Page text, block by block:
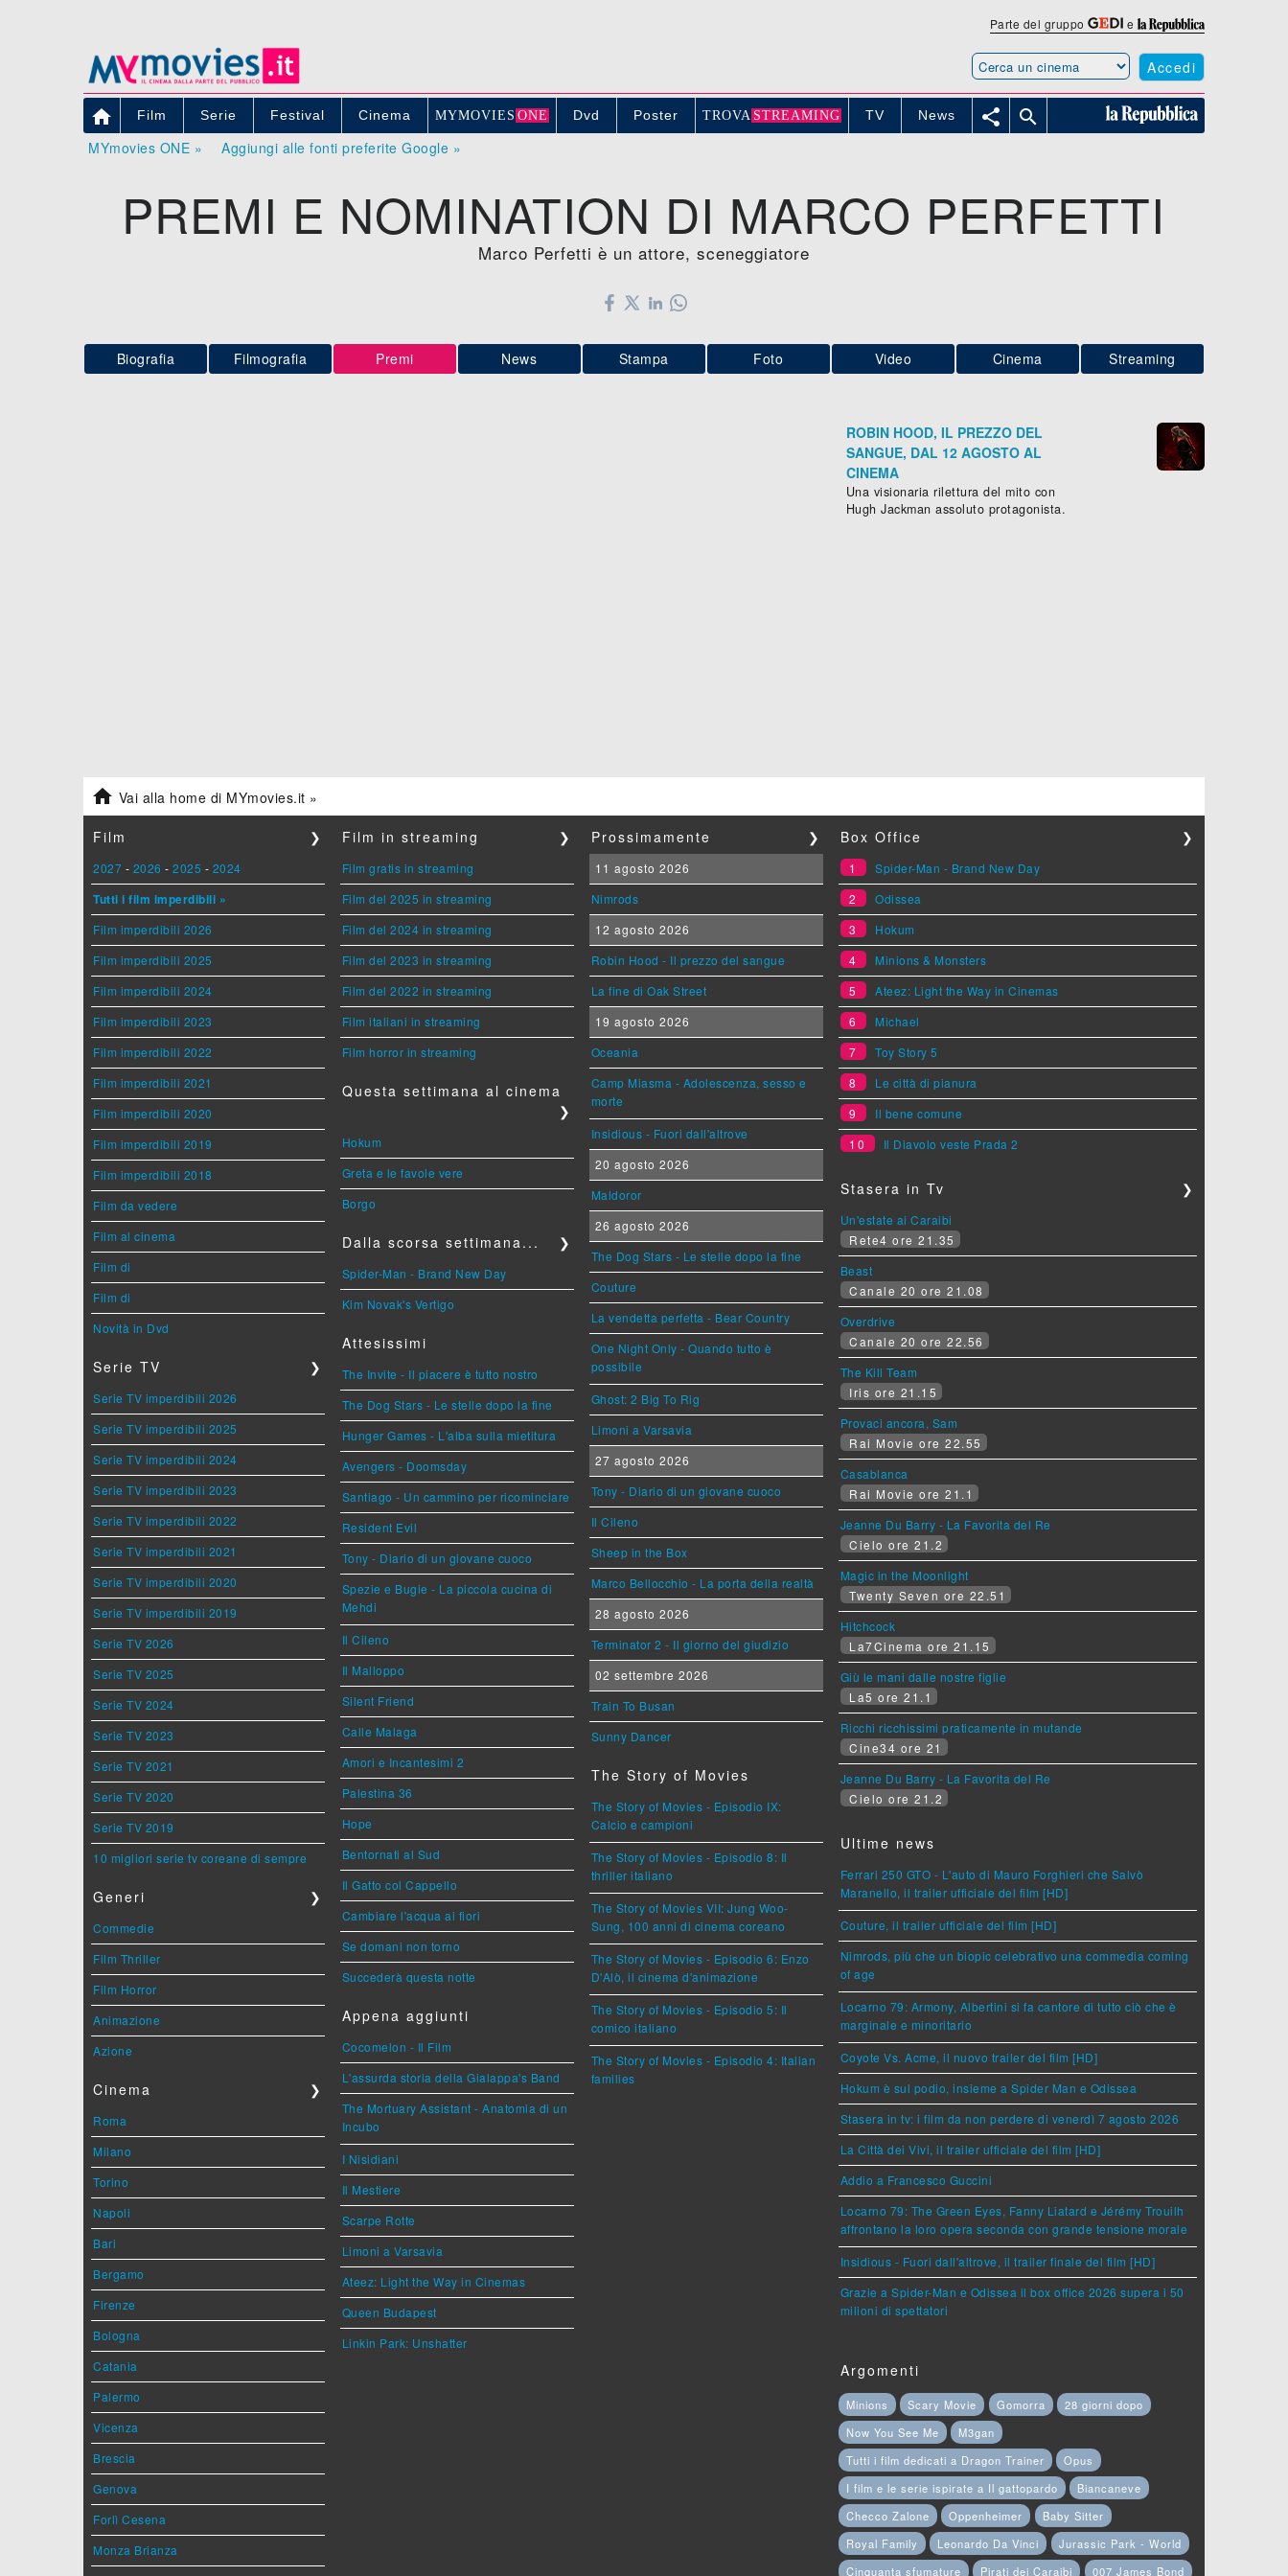
Parte del gruppo e
Accedi
 Film Serie Festival Cinema MYMOVIE S ONE Dvd Poster TROVA STREAMING TV News  
MYmovies ONE » Aggiungi alle fonti preferite Google »
PREMI E NOMINATION DI MARCO PERFETTI
Marco Perfetti è un attore, sceneggiatore
Biografia Filmografia Premi News Stampa Foto Video Cinema Streaming
ROBIN HOOD, IL PREZZO DEL
SANGUE, DAL 12 AGOSTO AL
CINEMA
Una visionaria rilettura del mito con
Hugh Jackman assoluto protagonista.
 Vai alla home di MYmovies.it »
Film ❯
2027 - 2026 - 2025 - 2024
Tutti i film imperdibili »
Film imperdibili 2026
Film imperdibili 2025
Film imperdibili 2024
Film imperdibili 2023
Film imperdibili 2022
Film imperdibili 2021
Film imperdibili 2020
Film imperdibili 2019
Film imperdibili 2018
Film da vedere
Film al cinema
Film di
Film di
Novità in Dvd
Serie TV ❯
Serie TV imperdibili 2026
Serie TV imperdibili 2025
Serie TV imperdibili 2024
Serie TV imperdibili 2023
Serie TV imperdibili 2022
Serie TV imperdibili 2021
Serie TV imperdibili 2020
Serie TV imperdibili 2019
Serie TV 2026
Serie TV 2025
Serie TV 2024
Serie TV 2023
Serie TV 2021
Serie TV 2020
Serie TV 2019
10 migliori serie tv coreane di sempre
Generi ❯
Commedie
Film Thriller
Film Horror
Animazione
Azione
Cinema ❯
Roma
Milano
Torino
Napoli
Bari
Bergamo
Firenze
Bologna
Catania
Palermo
Vicenza
Brescia
Genova
Forlì Cesena
Monza Brianza
Film in streaming ❯
Film gratis in streaming
Film del 2025 in streaming
Film del 2024 in streaming
Film del 2023 in streaming
Film del 2022 in streaming
Film italiani in streaming
Film horror in streaming
Questa settimana al cinema
❯
Hokum
Greta e le favole vere
Borgo
Dalla scorsa settimana... ❯
Spider-Man - Brand New Day
Kim Novak's Vertigo
Attesissimi
The Invite - Il piacere è tutto nostro
The Dog Stars - Le stelle dopo la fine
Hunger Games - L'alba sulla mietitura
Avengers - Doomsday
Santiago - Un cammino per ricominciare
Resident Evil
Tony - Diario di un giovane cuoco
Spezie e Bugie - La piccola cucina di
Mehdi
Il Cileno
Il Malloppo
Silent Friend
Calle Malaga
Amori e Incantesimi 2
Palestina 36
Hope
Bentornati al Sud
Il Gatto col Cappello
Cambiare l'acqua ai fiori
Se domani non torno
Succederà questa notte
Appena aggiunti
Cocomelon - Il Film
L'assurda storia della Gialappa's Band
The Mortuary Assistant - Anatomia di un
Incubo
I Nisidiani
Il Mestiere
Scarpe Rotte
Limoni a Varsavia
Ateez: Light the Way in Cinemas
Queen Budapest
Linkin Park: Unshatter
Prossimamente ❯
11 agosto 2026
Nimrods
12 agosto 2026
Robin Hood - Il prezzo del sangue
La fine di Oak Street
19 agosto 2026
Oceania
Camp Miasma - Adolescenza, sesso e
morte
Insidious - Fuori dall'altrove
20 agosto 2026
Maldoror
26 agosto 2026
The Dog Stars - Le stelle dopo la fine
Couture
La vendetta perfetta - Bear Country
One Night Only - Quando tutto è
possibile
Ghost: 2 Big To Rig
Limoni a Varsavia
27 agosto 2026
Tony - Diario di un giovane cuoco
Il Cileno
Sheep in the Box
Marco Bellocchio - La porta della realtà
28 agosto 2026
Terminator 2 - Il giorno del giudizio
02 settembre 2026
Train To Busan
Sunny Dancer
The Story of Movies
The Story of Movies - Episodio IX:
Calcio e campioni
The Story of Movies - Episodio 8: Il
thriller italiano
The Story of Movies VII: Jung Woo-
Sung, 100 anni di cinema coreano
The Story of Movies - Episodio 6: Enzo
D'Alò, il cinema d'animazione
The Story of Movies - Episodio 5: Il
comico italiano
The Story of Movies - Episodio 4: Italian
families
Box Office ❯
1
Spider-Man - Brand New Day
2
Odissea
3
Hokum
4
Minions & Monsters
5
Ateez: Light the Way in Cinemas
6
Michael
7
Toy Story 5
8
Le città di pianura
9
Il bene comune
10
Il Diavolo veste Prada 2
Stasera in Tv ❯
Un'estate ai Caraibi
Rete4 ore 21.35
Beast
Canale 20 ore 21.08
Overdrive
Canale 20 ore 22.56
The Kill Team
Iris ore 21.15
Provaci ancora, Sam
Rai Movie ore 22.55
Casablanca
Rai Movie ore 21.1
Jeanne Du Barry - La Favorita del Re
Cielo ore 21.2
Magic in the Moonlight
Twenty Seven ore 22.51
Hitchcock
La7Cinema ore 21.15
Giù le mani dalle nostre figlie
La5 ore 21.1
Ricchi ricchissimi praticamente in mutande
Cine34 ore 21
Jeanne Du Barry - La Favorita del Re
Cielo ore 21.2
Ultime news
Ferrari 250 GTO - L'auto di Mauro Forghieri che Salvò
Maranello, il trailer ufficiale del film [HD]
Couture, il trailer ufficiale del film [HD]
Nimrods, più che un biopic celebrativo una commedia coming
of age
Locarno 79: Armony, Albertini si fa cantore di tutto ciò che è
marginale e minoritario
Coyote Vs. Acme, il nuovo trailer del film [HD]
Hokum è sul podio, insieme a Spider Man e Odissea
Stasera in tv: i film da non perdere di venerdì 7 agosto 2026
La Città dei Vivi, il trailer ufficiale del film [HD]
Addio a Francesco Guccini
Locarno 79: The Green Eyes, Fanny Liatard e Jérémy Trouilh
affrontano la loro opera seconda con grande tensione morale
Insidious - Fuori dall'altrove, il trailer finale del film [HD]
Grazie a Spider-Man e Odissea il box office 2026 supera i 50
milioni di spettatori
Argomenti
Minions Scary Movie Gomorra
28 giorni dopo
Now You See Me
M3gan
Tutti i film dedicati a Dragon Trainer
Opus
I film e le serie ispirate a Il gattopardo
Biancaneve
Checco Zalone
Oppenheimer
Baby Sitter
Royal Family
Leonardo Da Vinci
Jurassic Park - World
Cinquanta sfumature
Pirati dei Caraibi 007 James Bond